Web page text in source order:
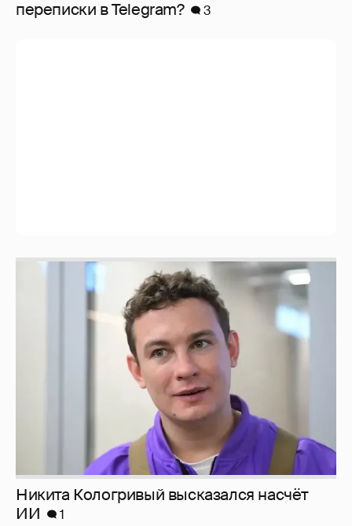
перeписки в Telegram?
3
Никита Кологривый высказался насчёт
ИИ
1